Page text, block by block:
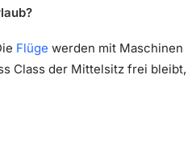
Flüge werden mit Maschinen
Class der Mittelsitz frei bleibt,